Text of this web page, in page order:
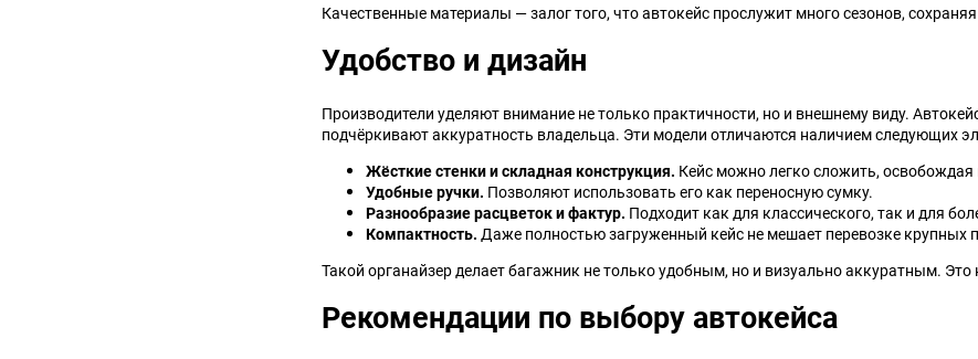
Качественные материалы — залог того, что автокейс прослужит много сезонов,
Удобство и дизайн
Производители уделяют внимание не только практичности, но и внешнему виду.
подчёркивают аккуратность владельца. Эти модели отличаются наличием следующих
Жёсткие стенки и складная конструкция. Кейс можно легко сложить, освобождая
Удобные ручки. Позволяют использовать его как переносную сумку.
Разнообразие расцветок и фактур. Подходит как для классического, так и для
Компактность. Даже полностью загруженный кейс не мешает перевозке крупных
Такой органайзер делает багажник не только удобным, но и визуально аккуратным.
Рекомендации по выбору автокейса